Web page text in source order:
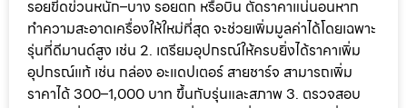
รอยขีดข่วนหนัก–บาง รอยตก หรือบิ่น ตัดราคาแน่นอนหาก
ทำความสะอาดเครื่องให้ใหม่ที่สุด จะช่วยเพิ่มมูลค่าได้โดยเฉพาะ
รุ่นที่ดีมานด์สูง เช่น 2. เตรียมอุปกรณ์ให้ครบยิ่งได้ราคาเพิ่ม
อุปกรณ์แท้ เช่น กล่อง อะแดปเตอร์ สายชาร์จ สามารถเพิ่ม
ราคาได้ 300–1,000 บาท ขึ้นกับรุ่นและสภาพ 3. ตรวจสอบ